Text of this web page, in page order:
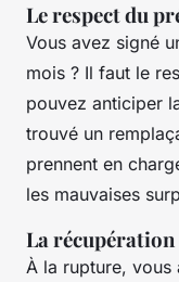
Le respect du
Vous avez signé
mois ? Il faut le
pouvez anticiper
trouvé un
prennent en
les mauvaises
La
À la rupture, vous